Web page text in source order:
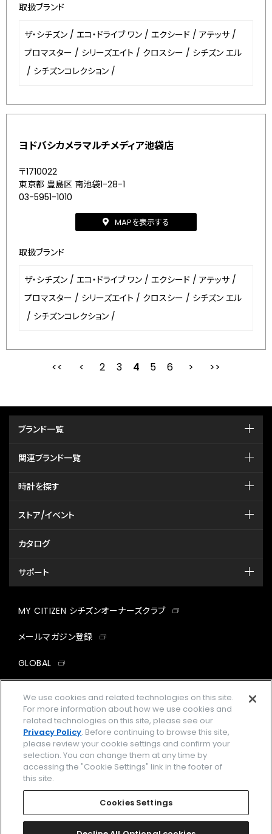
取扱ブランド
ザ・シチズン / エコ・ドライブ ワン / エクシード / アテッサ /
プロマスター / シリーズエイト / クロスシー / シチズン エル
/ シチズンコレクション /
ヨドバシカメラマルチメディア池袋店
〒1710022
東京都 豊島区 南池袋1-28-1
03-5951-1010
MAPを表示する
取扱ブランド
ザ・シチズン / エコ・ドライブ ワン / エクシード / アテッサ /
プロマスター / シリーズエイト / クロスシー / シチズン エル
/ シチズンコレクション /
最初 前
2 3 4 5 6
ブランド一覧
関連ブランド一覧
時計を探す
ストア/イベント
カタログ
サポート
MY CITIZEN シチズンオーナーズクラブ
メールマガジン登録
GLOBAL
facebookinstagramtwitter
企業情報 ご利用規約
プライバシーポリシー Cookies Settings
Amazon PayはAmazon.com, Inc.またはその関連会社の商標です。
We use cookies and related technologies on this site.
For more information about how we use cookies and
related technologies on this site, please see our
Privacy Policy. Before continuing to browse this site,
please review your cookie settings and confirm your
selection. You can change them at any time by
accessing the "Cookie Settings" link in the footer of
this site.
Cookies Settings